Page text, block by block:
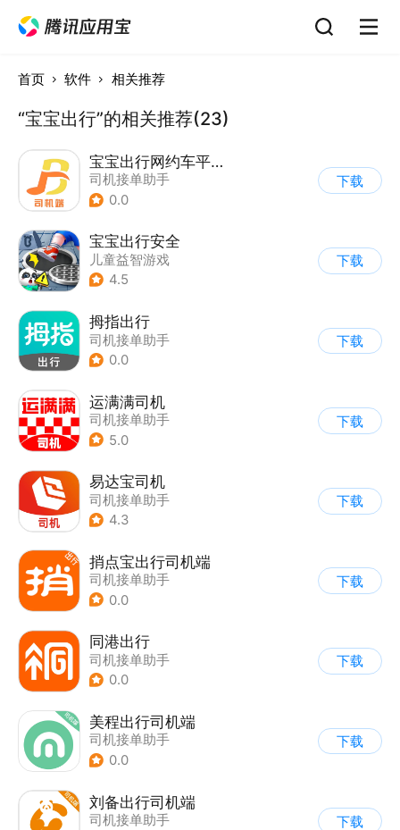
首页 软件 相关推荐
“宝宝出行”的相关推荐(23)
宝宝出行网约车平台司机端
司机接单助手
0.0
下载
宝宝出行安全
儿童益智游戏
4.5
下载
拇指出行
司机接单助手
0.0
下载
运满满司机
司机接单助手
5.0
下载
易达宝司机
司机接单助手
4.3
下载
捎点宝出行司机端
司机接单助手
0.0
下载
同港出行
司机接单助手
0.0
下载
美程出行司机端
司机接单助手
0.0
下载
刘备出行司机端
司机接单助手
下载